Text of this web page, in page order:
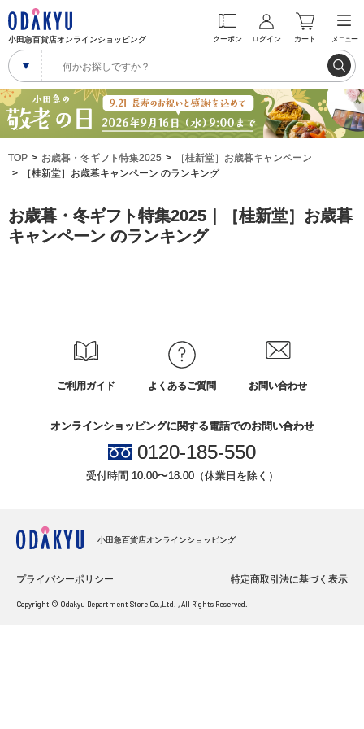
小田急百貨店オンラインショッピング クーポン ログイン カート メニュー
TOP お歳暮・冬ギフト特集2025
［桂新堂］お歳暮キャンペーン
［桂新堂］お歳暮キャンペーン のランキング
お歳暮・冬ギフト特集2025｜［桂新堂］お歳暮
キャンペーン のランキング
ご利用ガイド よくあるご質問 お問い合わせ
オンラインショッピングに関する電話でのお問い合わせ
0120-185-550
受付時間 10:00〜18:00（休業日を除く）
小田急百貨店オンラインショッピング
プライバシーポリシー 特定商取引法に基づく表示
Copyright © Odakyu Department Store Co.,Ltd. , All Rights Reserved.